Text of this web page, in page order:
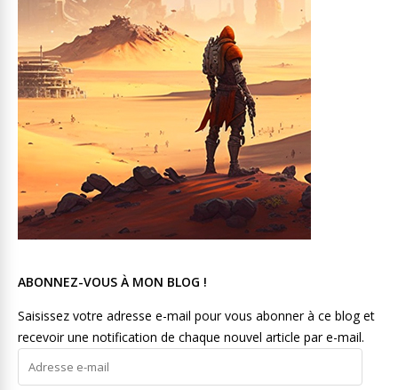
ABONNEZ-VOUS À MON BLOG !
Saisissez votre adresse e-mail pour vous abonner à ce blog et
recevoir une notification de chaque nouvel article par e-mail.